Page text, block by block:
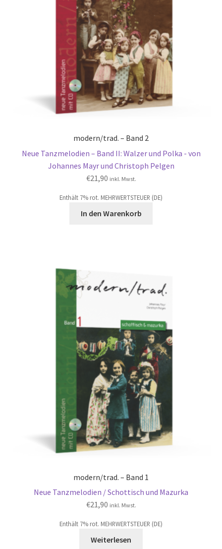
modern/trad. – Band 2
Neue Tanzmelodien – Band II: Walzer und Polka - von
Johannes Mayr und Christoph Pelgen
€21,90 inkl. Mwst.
Enthält 7% rot. MEHRWERTSTEUER (DE)
In den Warenkorb
modern/trad. – Band 1
Neue Tanzmelodien / Schottisch und Mazurka
€21,90 inkl. Mwst.
Enthält 7% rot. MEHRWERTSTEUER (DE)
Weiterlesen